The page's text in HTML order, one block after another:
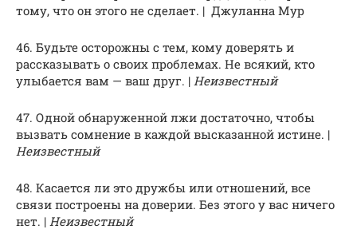
тому, что он этого не сделает. | Джуланна Мур
46. Будьте осторожны с тем, кому доверять и
рассказывать о своих проблемах. Не всякий, кто
улыбается вам — ваш друг. | Неизвестный
47. Одной обнаруженной лжи достаточно, чтобы
вызвать сомнение в каждой высказанной истине. |
Неизвестный
48. Касается ли это дружбы или отношений, все
связи построены на доверии. Без этого у вас ничего
нет. | Неизвестный